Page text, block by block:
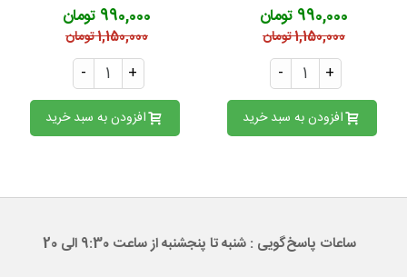
990,000 تومان
1,150,000 تومان
- +
افزودن به سبد خرید
990,000 تومان
1,150,000 تومان
- +
افزودن به سبد خرید
ساعات پاسخ‌گویی : شنبه تا پنجشنبه از ساعت 9:30 الی 20